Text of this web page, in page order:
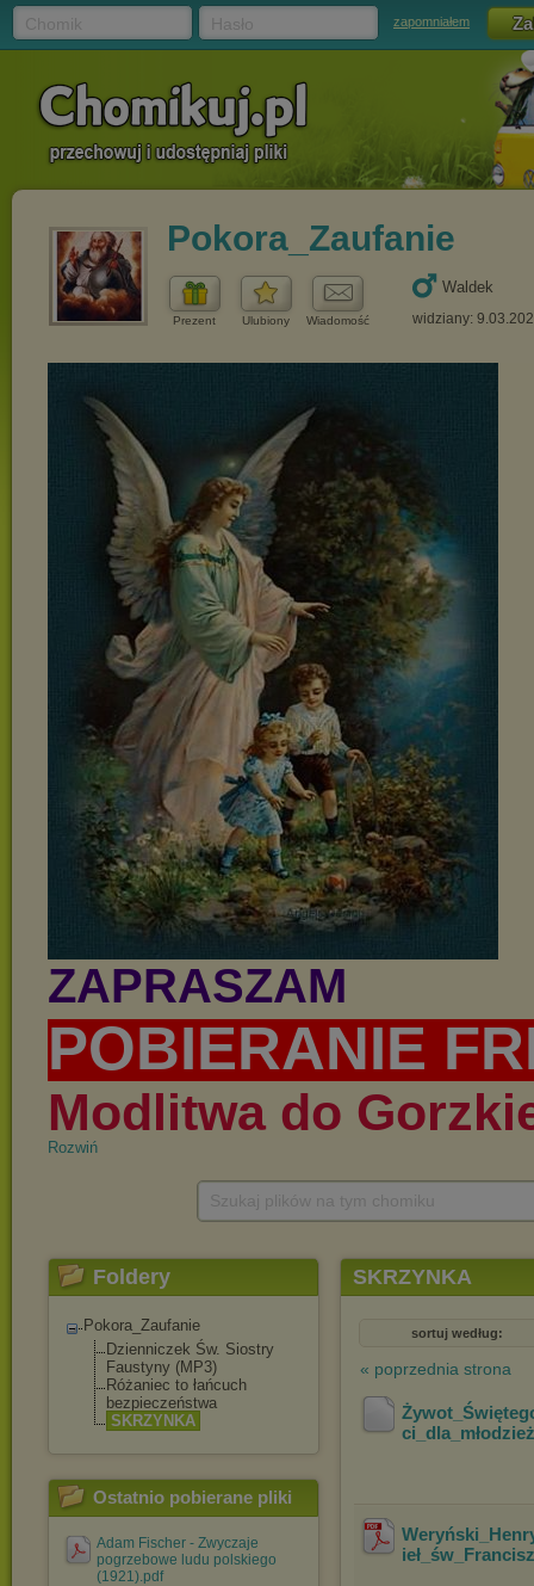
zapomniałem
Pokora_Zaufanie
Prezent Ulubiony Wiadomość
Waldek
widziany:
Rozwiń
Foldery
Pokora_Zaufanie
Dzienniczek Św. Siostry
Faustyny (MP3)
Różaniec to łańcuch
bezpieczeństwa
SKRZYNKA
Ostatnio pobierane pliki
Adam Fischer - Zwyczaje
pogrzebowe ludu polskiego
(1921).pdf
SKRZYNKA
sortuj według:
« poprzednia strona